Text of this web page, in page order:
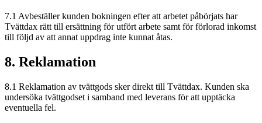
7.1 Avbeställer kunden bokningen efter att arbetet påbörjats har
Tvättdax rätt till ersättning för utfört arbete samt för förlorad inkomst
till följd av att annat uppdrag inte kunnat åtas.
8. Reklamation
8.1 Reklamation av tvättgods sker direkt till Tvättdax. Kunden ska
undersöka tvättgodset i samband med leverans för att upptäcka
eventuella fel.